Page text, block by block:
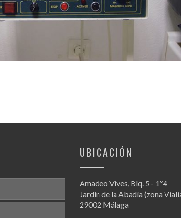
UBICACIÓN
Amadeo Vives, Blq. 5 - 1º4
Jardín de la Abadía (zona
29002 Málaga